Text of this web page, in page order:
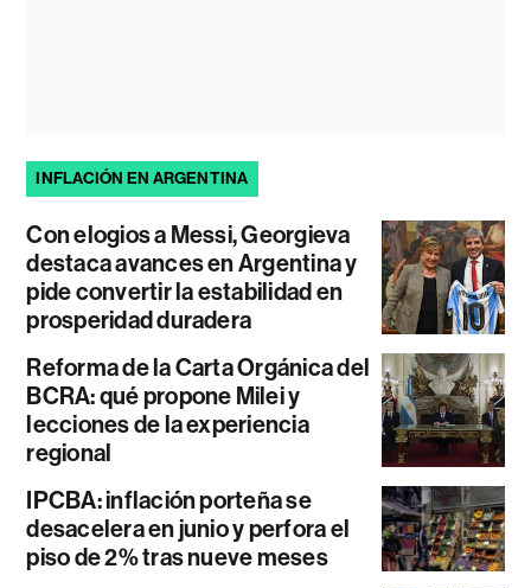
INFLACIÓN EN ARGENTINA
Con elogios a Messi, Georgieva
destaca avances en Argentina y
pide convertir la estabilidad en
prosperidad duradera
Reforma de la Carta Orgánica del
BCRA: qué propone Milei y
lecciones de la experiencia
regional
IPCBA: inflación porteña se
desacelera en junio y perfora el
piso de 2% tras nueve meses